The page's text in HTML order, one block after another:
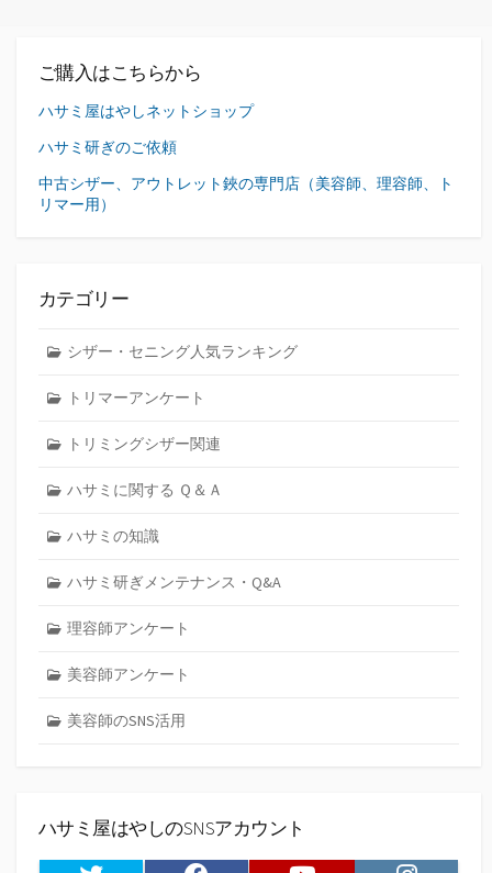
ご購入はこちらから
ハサミ屋はやしネットショップ
ハサミ研ぎのご依頼
中古シザー、アウトレット鋏の専門店（美容師、理容師、ト
リマー用）
カテゴリー
シザー・セニング人気ランキング
トリマーアンケート
トリミングシザー関連
ハサミに関する Ｑ＆Ａ
ハサミの知識
ハサミ研ぎメンテナンス・Q&A
理容師アンケート
美容師アンケート
美容師のSNS活用
ハサミ屋はやしのSNSアカウント